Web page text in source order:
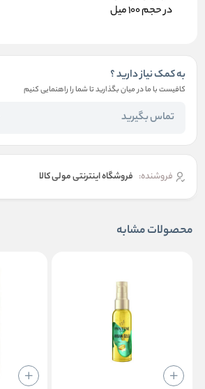
در حجم 100 میل
به کمک نیاز دارید ؟
کافیست با ما در میان بگذارید تا شما را راهنمایی کنیم
تماس بگیرید
فروشنده: فروشگاه اینترنتی مولی کالا
محصولات مشابه